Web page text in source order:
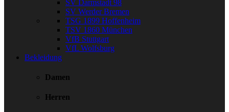
SV Darmstadt 98
SV Werder Bremen
TSG 1899 Hoffenheim
TSV 1860 München
VfB Stuttgart
VfL Wolfsburg
Bekleidung
Damen
Herren